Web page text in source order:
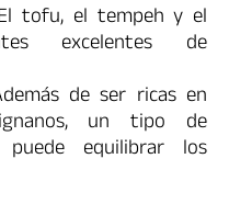
tofu, el tempeh y el
excelentes de
de ser ricas en
un tipo de
equilibrar los